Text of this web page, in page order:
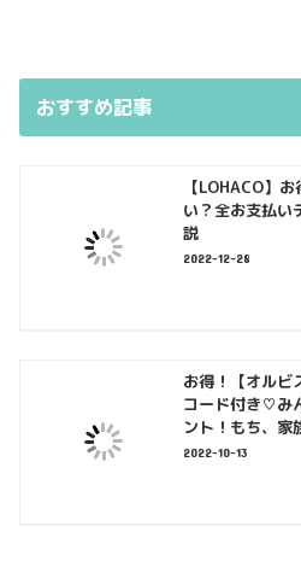
おすすめ記事
【LOHACO】
い？全お支払い
説
2022-12-28
お得！【オルビ
コード付き♡み
ント！もち、家
2022-10-13